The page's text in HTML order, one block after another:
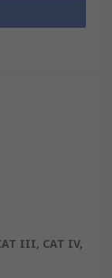
III, CAT IV,